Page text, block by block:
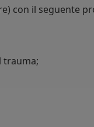
con il seguente
trauma;